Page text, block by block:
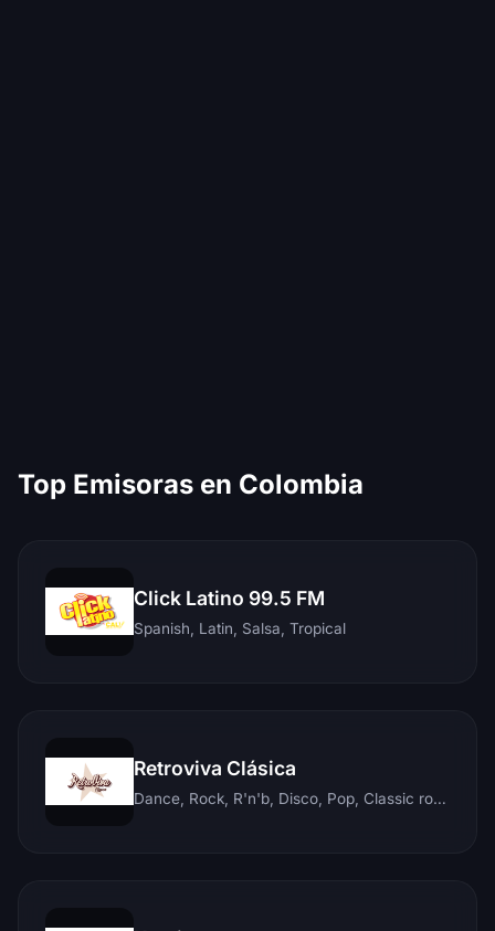
Top Emisoras en Colombia
Click Latino 99.5 FM
Spanish, Latin, Salsa, Tropical
Retroviva Clásica
Dance, Rock, R'n'b, Disco, Pop, Classic rock, Techno, Reggae